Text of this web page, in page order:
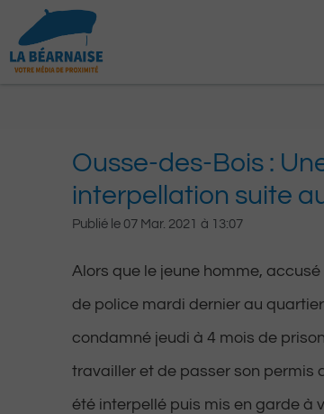
contenu
Ousse-des-Bois :
interpellation suite
Publié le 07 Mar. 2021 à 13:07
Alors que le jeune homme,
de police mardi dernier au
condamné jeudi à 4 mois de
travailler et de passer son permis
été interpellé puis mis en garde à